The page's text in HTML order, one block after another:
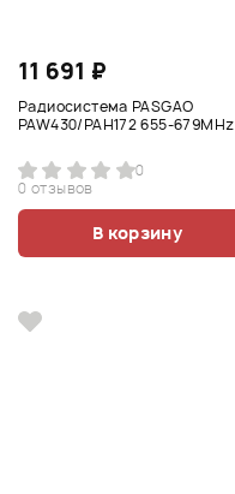
11 691 ₽
Радиосистема PASGAO
PAW430/PAH172 655-679MHz
0
0 отзывов
В корзину